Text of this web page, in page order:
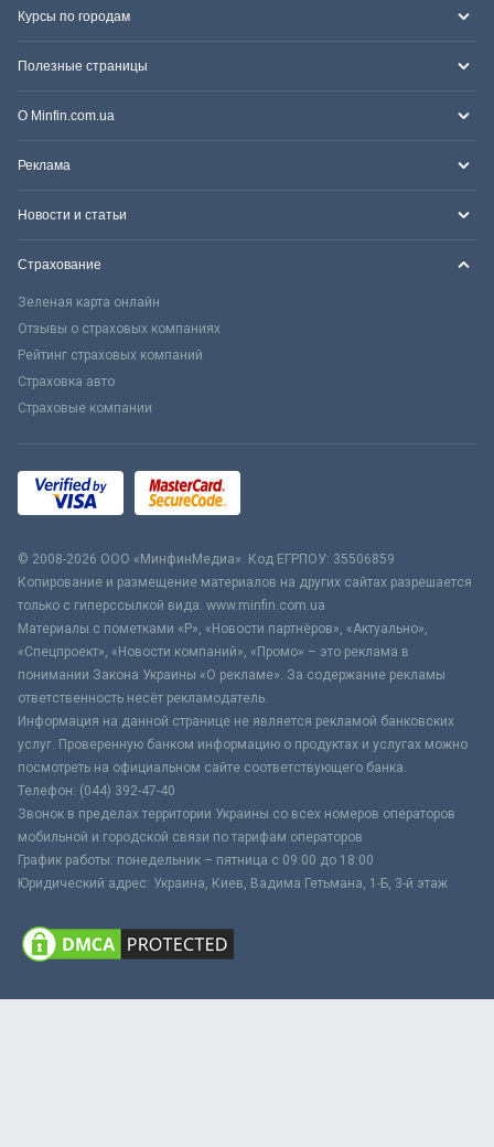
Курсы по городам
Полезные страницы
О Minfin.com.ua
Реклама
Новости и статьи
Страхование
Зеленая карта онлайн
Отзывы о страховых компаниях
Рейтинг страховых компаний
Страховка авто
Страховые компании
© 2008-2026 ООО «МинфинМедиа». Код ЕГРПОУ: 35506859
Копирование и размещение материалов на других сайтах разрешается
только с гиперссылкой вида: www.minfin.com.ua
Материалы с пометками «Р», «Новости партнёров», «Актуально»,
«Спецпроект», «Новости компаний», «Промо» – это реклама в
понимании Закона Украины «О рекламе». За содержание рекламы
ответственность несёт рекламодатель.
Информация на данной странице не является рекламой банковских
услуг. Проверенную банком информацию о продуктах и услугах можно
посмотреть на официальном сайте соответствующего банка.
Телефон: (044) 392-47-40
Звонок в пределах территории Украины со всех номеров операторов
мобильной и городской связи по тарифам операторов
График работы: понедельник – пятница с 09:00 до 18:00
Юридический адрес: Украина, Киев, Вадима Гетьмана, 1-Б, 3-й этаж